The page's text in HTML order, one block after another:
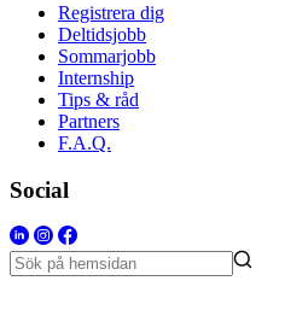
Registrera dig
Deltidsjobb
Sommarjobb
Internship
Tips & råd
Partners
F.A.Q.
Social